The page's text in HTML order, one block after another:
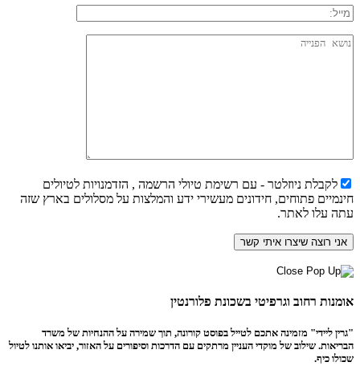
לקבלת ניוזלטר - עם רשימת טיולי הרשמה , הזדמנויות לטיולים
חינמיים פתוחים, חידונים מעשירי ידע והמלצות על מסלולים בארץ שזה
עתה עלו לאתר.
אומנות רחוב וגרפיטי בשכונת פלורנטין
"גרין ליידי" מזמינה אתכם לטייל בפוסט קורונה, תוך שמירה על ההנחיות של משרד
הבריאות. שילוב של מוקדי העניין מרתקים עם הדרכות וסיפורים על האזור, יביאו אותנו לטיול
שכולו כיף.